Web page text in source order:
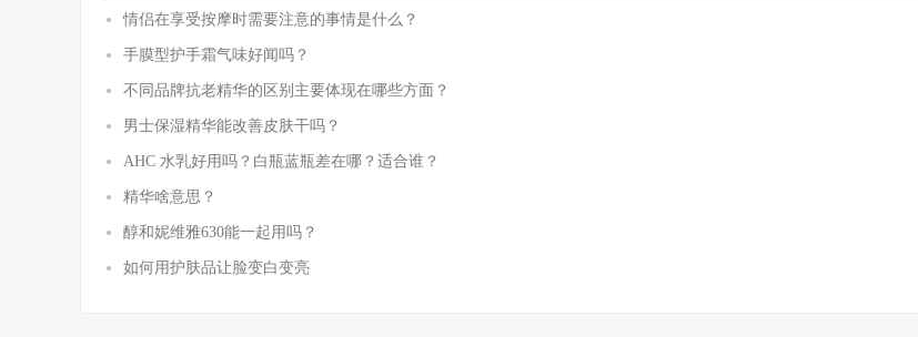
情侣在享受按摩时需要注意的事情是什么？
手膜型护手霜气味好闻吗？
不同品牌抗老精华的区别主要体现在哪些方面？
男士保湿精华能改善皮肤干吗？
AHC 水乳好用吗？白瓶蓝瓶差在哪？适合谁？
精华啥意思？
醇和妮维雅630能一起用吗？
如何用护肤品让脸变白变亮